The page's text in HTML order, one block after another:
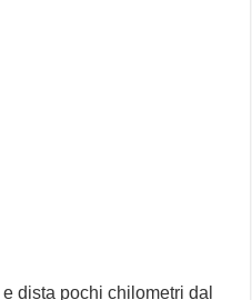
e dista pochi chilometri dal